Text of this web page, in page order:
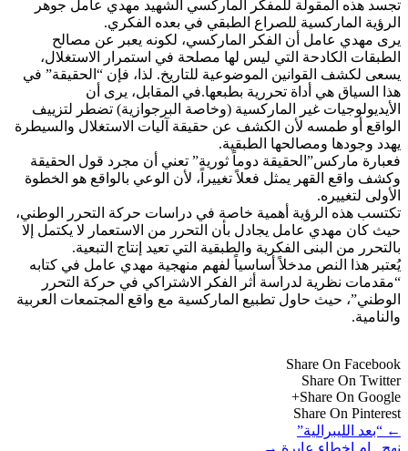
تجسد هذه المقولة للمفكر الماركسي الشهيد مهدي عامل جوهر
الرؤية الماركسية للصراع الطبقي في بعده الفكري.
يرى مهدي عامل أن الفكر الماركسي، لكونه يعبر عن مصالح
الطبقات الكادحة التي ليس لها مصلحة في استمرار الاستغلال،
يسعى لكشف القوانين الموضوعية للتاريخ. لذا، فإن “الحقيقة” في
هذا السياق هي أداة تحررية بطبعها.في المقابل، يرى أن
الأيديولوجيات غير الماركسية (وخاصة البرجوازية) تضطر لتزييف
الواقع أو طمسه لأن الكشف عن حقيقة آليات الاستغلال والسيطرة
يهدد وجودها ومصالحها الطبقية.
فعبارة ماركس”الحقيقة دوماً ثورية” تعني أن مجرد قول الحقيقة
وكشف واقع القهر يمثل فعلاً تغييراً، لأن الوعي بالواقع هو الخطوة
الأولى لتغييره.
تكتسب هذه الرؤية أهمية خاصة في دراسات حركة التحرر الوطني،
حيث كان مهدي عامل يجادل بأن التحرر من الاستعمار لا يكتمل إلا
بالتحرر من البنى الفكرية والطبقية التي تعيد إنتاج التبعية.
يُعتبر هذا النص مدخلاً أساسياً لفهم منهجية مهدي عامل في كتابه
“مقدمات نظرية لدراسة أثر الفكر الاشتراكي في حركة التحرر
الوطني”، حيث حاول تطبيع الماركسية مع واقع المجتمعات العربية
والنامية.
Share On Facebook
Share On Twitter
Share On Google+
Share On Pinterest
← “بعد الليبرالية”
نهج ..ام اخطاء عابرة →